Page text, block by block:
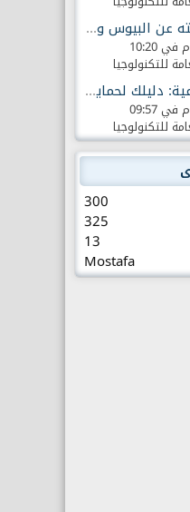
كل ما تريد معرفته عن البيوس ووظائفه الأساسية
10:20
للتكنولوجيا
الهندسة الاجتماعية: دليلك لحماية بياناتك الآن
09:57
للتكنولوجيا
300
325
13
Mostafa